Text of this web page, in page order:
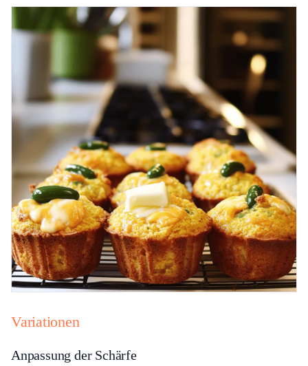
Variationen
Anpassung der Schärfe